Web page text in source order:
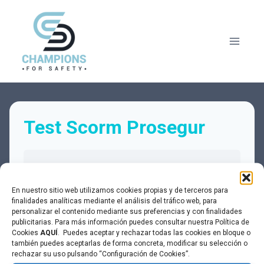
En nuestro sitio web utilizamos cookies propias y de terceros para
finalidades analíticas mediante el análisis del tráfico web, para
personalizar el contenido mediante sus preferencias y con finalidades
publicitarias. Para más información puedes consultar nuestra Política de
Cookies AQUÍ . Puedes aceptar y rechazar todas las cookies en bloque o
también puedes aceptarlas de forma concreta, modificar su selección o
rechazar su uso pulsando “Configuración de Cookies”.
contenido
Test Scorm Prosegur
NO INSCRITO
Precio
Cerrado